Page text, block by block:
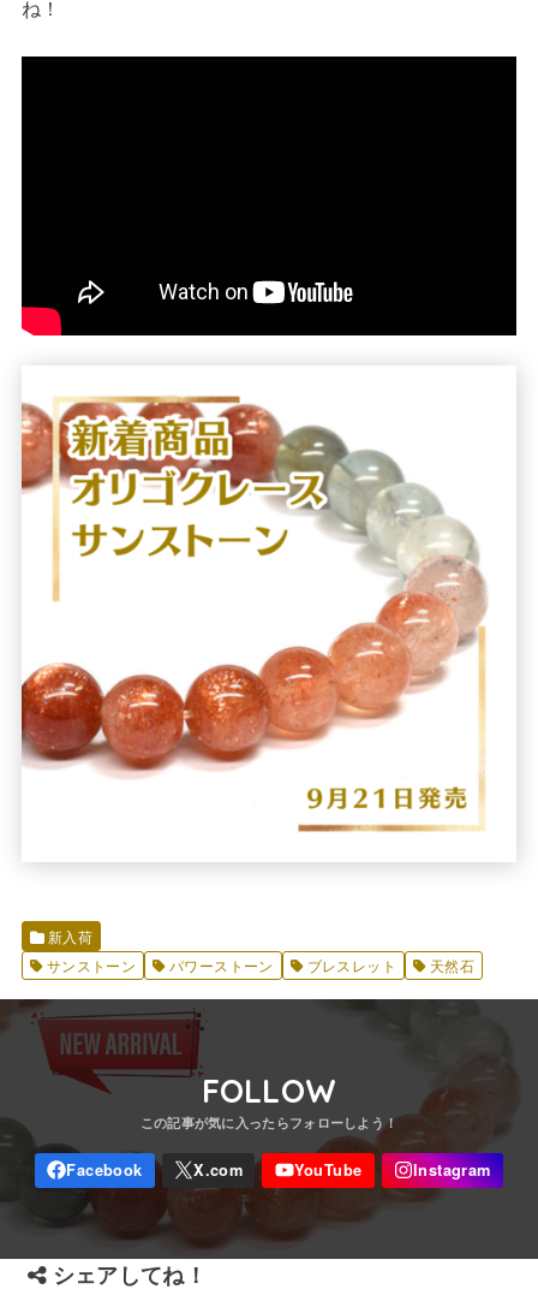
ね！
新入荷
サンストーン
パワーストーン ブレスレット 天然石
FOLLOW
シェアしてね！